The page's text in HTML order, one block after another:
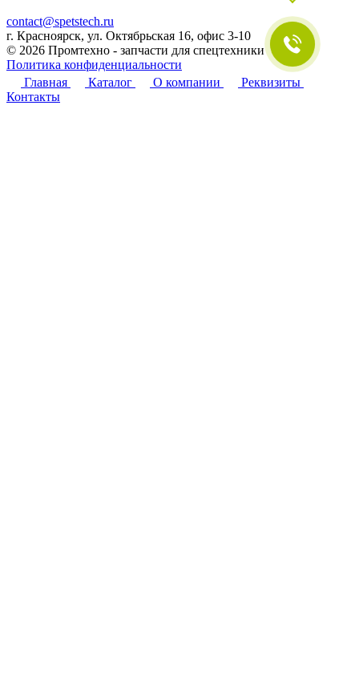
contact@spetstech.ru
г. Красноярск, ул. Октябрьская 16, офис 3-10
© 2026 Промтехно - запчасти для спецтехники
Политика конфиденциальности
Главная
Каталог О компании
Реквизиты
Контакты